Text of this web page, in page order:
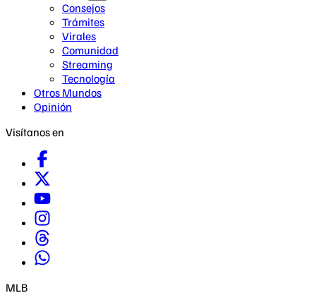
Consejos
Trámites
Virales
Comunidad
Streaming
Tecnología
Otros Mundos
Opinión
Visítanos en
MLB